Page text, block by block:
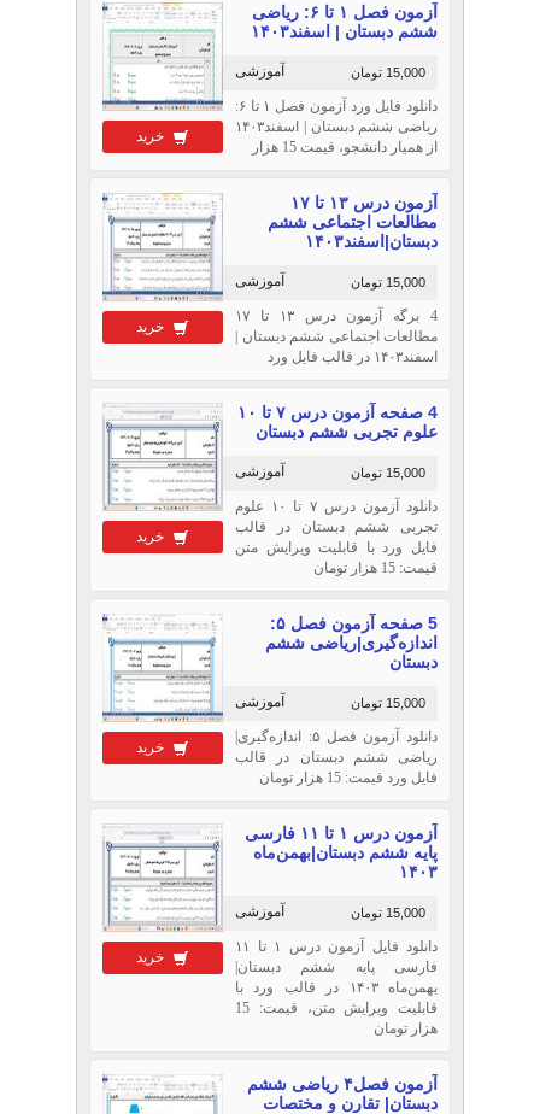
خرید
آزمون فصل ۱ تا ۶: ریاضی
ششم دبستان | اسفند۱۴۰۳
آموزشی 15,000 تومان
دانلود فایل ورد آزمون فصل ۱ تا ۶:
ریاضی ششم دبستان | اسفند۱۴۰۳
از همیار دانشجو، قیمت 15 هزار
خرید
آزمون درس ۱۳ تا ۱۷
مطالعات اجتماعی ششم
دبستان|اسفند۱۴۰۳
آموزشی 15,000 تومان
4 برگه آزمون درس ۱۳ تا ۱۷
مطالعات اجتماعی ششم دبستان |
اسفند۱۴۰۳ در قالب فایل ورد
خرید
4 صفحه آزمون درس ۷ تا ۱۰
علوم تجربی ششم دبستان
آموزشی 15,000 تومان
دانلود آزمون درس ۷ تا ۱۰ علوم
تجربی ششم دبستان در قالب
فایل ورد با قابلیت ویرایش متن
قیمت: 15 هزار تومان
خرید
5 صفحه آزمون فصل ۵:
اندازه‌گیری|ریاضی ششم
دبستان
آموزشی 15,000 تومان
دانلود آزمون فصل ۵: اندازه‌گیری|
ریاضی ششم دبستان در قالب
فایل ورد قیمت: 15 هزار تومان
خرید
آزمون درس ۱ تا ۱۱ فارسی
پایه ششم دبستان|بهمن‌ماه
۱۴۰۳
آموزشی 15,000 تومان
دانلود فایل آزمون درس ۱ تا ۱۱
فارسی پایه ششم دبستان|
بهمن‌ماه ۱۴۰۳ در قالب ورد با
قابلیت ویرایش متن، قیمت: 15
هزار تومان
آزمون فصل۴ ریاضی ششم
دبستان| تقارن و مختصات